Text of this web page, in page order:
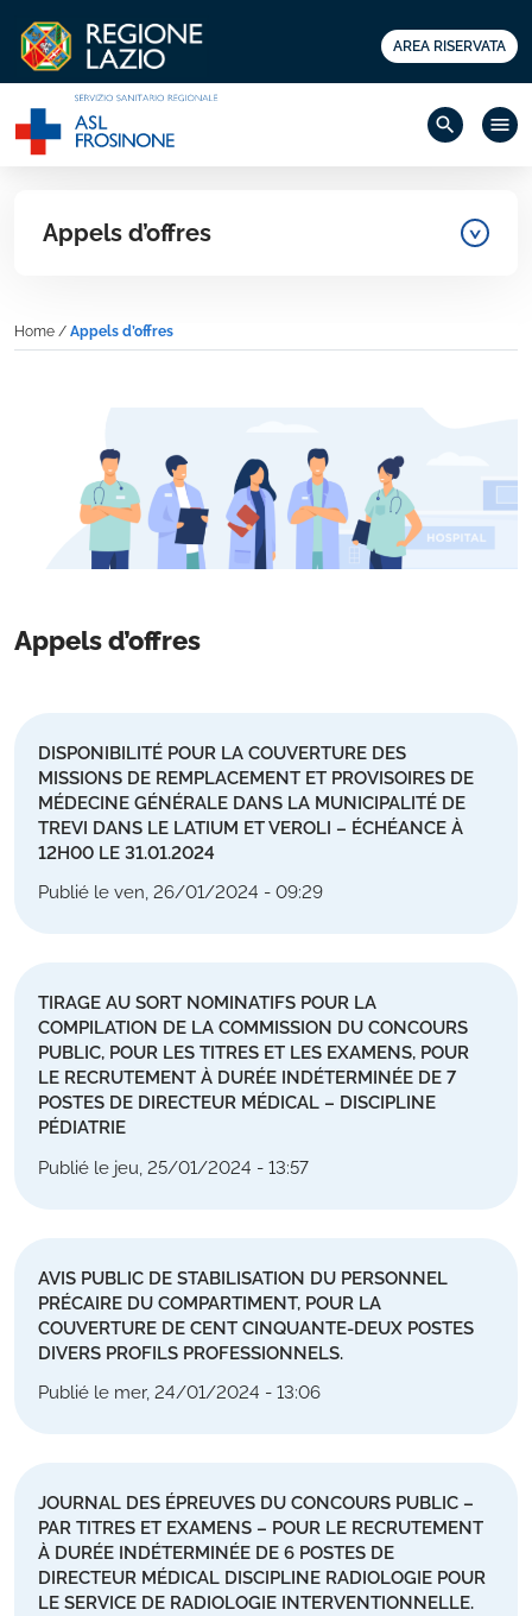
AREA RISERVATA
search menu
Appels d’offres
Home / Appels d’offres
Appels d’offres
DISPONIBILITÉ POUR LA COUVERTURE DES
MISSIONS DE REMPLACEMENT ET PROVISOIRES DE
MÉDECINE GÉNÉRALE DANS LA MUNICIPALITÉ DE
TREVI DANS LE LATIUM ET VEROLI – ÉCHÉANCE À
12H00 LE 31.01.2024
Publié le ven, 26/01/2024 - 09:29
TIRAGE AU SORT NOMINATIFS POUR LA
COMPILATION DE LA COMMISSION DU CONCOURS
PUBLIC, POUR LES TITRES ET LES EXAMENS, POUR
LE RECRUTEMENT À DURÉE INDÉTERMINÉE DE 7
POSTES DE DIRECTEUR MÉDICAL – DISCIPLINE
PÉDIATRIE
Publié le jeu, 25/01/2024 - 13:57
AVIS PUBLIC DE STABILISATION DU PERSONNEL
PRÉCAIRE DU COMPARTIMENT, POUR LA
COUVERTURE DE CENT CINQUANTE-DEUX POSTES
DIVERS PROFILS PROFESSIONNELS.
Publié le mer, 24/01/2024 - 13:06
JOURNAL DES ÉPREUVES DU CONCOURS PUBLIC –
PAR TITRES ET EXAMENS – POUR LE RECRUTEMENT
À DURÉE INDÉTERMINÉE DE 6 POSTES DE
DIRECTEUR MÉDICAL DISCIPLINE RADIOLOGIE POUR
LE SERVICE DE RADIOLOGIE INTERVENTIONNELLE.